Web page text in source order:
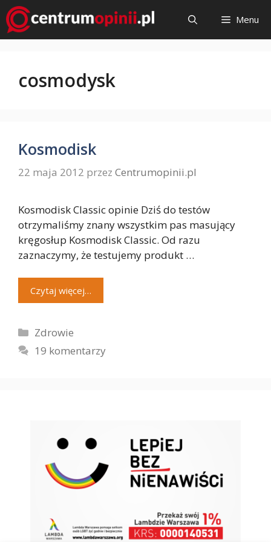
Przejdź
do
treści
Menu
cosmodysk
Kosmodisk
22 maja 2012 przez Centrumopinii.pl
Kosmodisk Classic opinie Dziś do testów
otrzymaliśmy znany wszystkim pas masujący
kręgosłup Kosmodisk Classic. Od razu
zaznaczymy, że testujemy produkt …
Czytaj więcej…
Kategorie
Zdrowie
19 komentarzy